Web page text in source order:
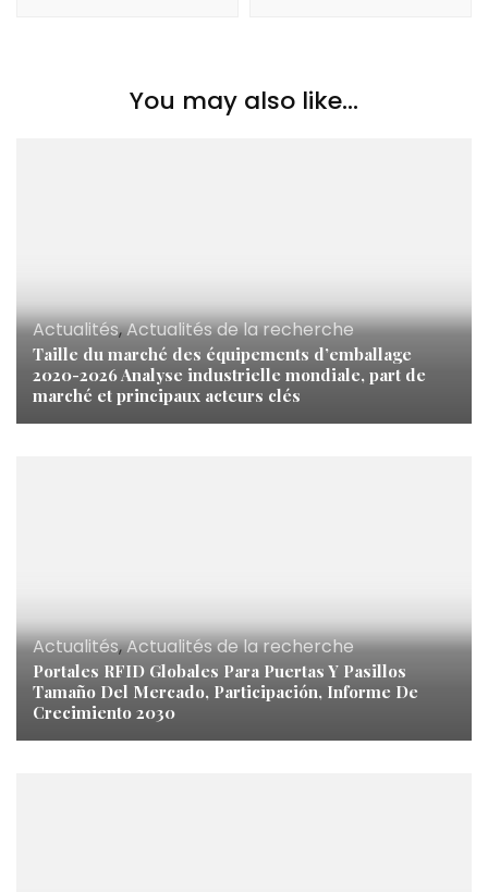
You may also like...
Actualités,Actualités de la recherche
Taille du marché des équipements d’emballage
2020-2026 Analyse industrielle mondiale, part de
marché et principaux acteurs clés
Actualités,Actualités de la recherche
Portales RFID Globales Para Puertas Y Pasillos
Tamaño Del Mercado, Participación, Informe De
Crecimiento 2030